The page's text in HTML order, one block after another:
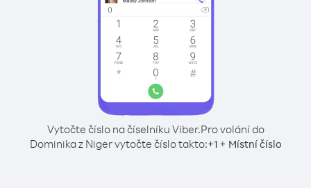
Vytočte číslo na číselníku Viber.Pro volání do
Dominika z Niger vytočte číslo takto:+1+ Místní číslo